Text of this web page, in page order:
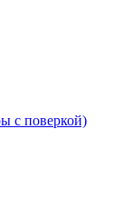
с поверкой)